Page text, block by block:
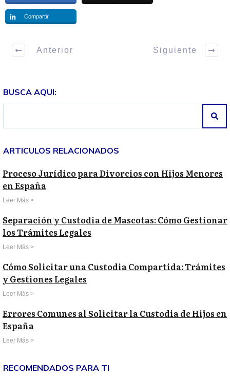
Compartir
Anterior Siguiente
BUSCA AQUI:
ARTICULOS RELACIONADOS
Proceso Jurídico para Divorcios con Hijos Menores
en España
Leer Más >
Separación y Custodia de Mascotas: Cómo Gestionar
los Trámites Legales
Leer Más >
Cómo Solicitar una Custodia Compartida: Trámites
y Gestiones Legales
Leer Más >
Errores Comunes al Solicitar la Custodia de Hijos en
España
Leer Más >
RECOMENDADOS PARA TI